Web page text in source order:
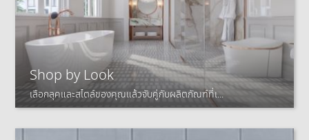
Shop by Look
เลือกลุคและสไตล์ของคุณแล้วจับคู่กับผลิตภัณฑ์ที่เ...